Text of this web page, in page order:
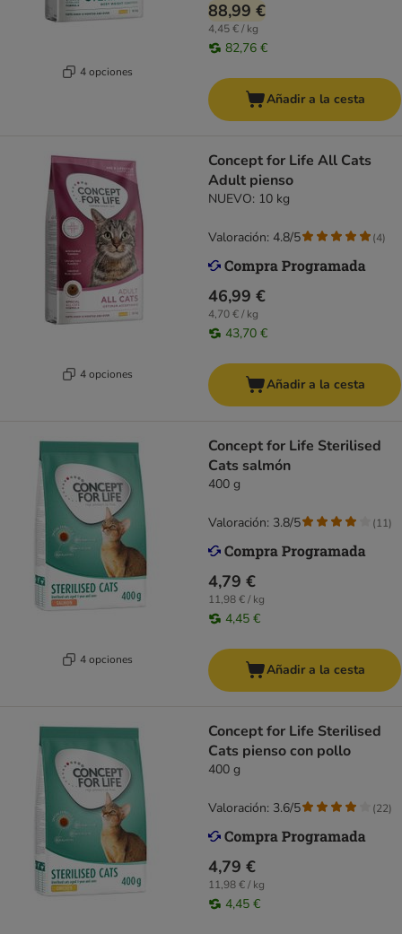
4 opciones
88,99 €
4,45 € / kg
82,76 €
Añadir a la cesta
4 opciones
Concept for Life All Cats
Adult pienso
NUEVO: 10 kg
46,99 €
4,70 € / kg
43,70 €
Valoración: 4.8/5 (4)
Añadir a la cesta
4 opciones
Concept for Life Sterilised
Cats salmón
400 g
4,79 €
11,98 € / kg
4,45 €
Valoración: 3.8/5 (11)
Añadir a la cesta
Concept for Life Sterilised
Cats pienso con pollo
400 g
4,79 €
11,98 € / kg
4,45 €
Valoración: 3.6/5 (22)